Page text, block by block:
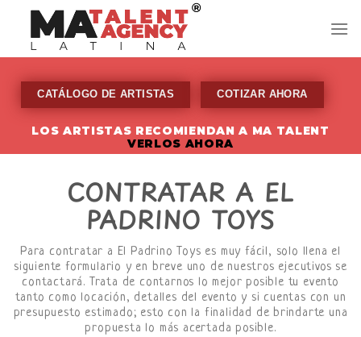
content
CATÁLOGO DE ARTISTAS COTIZAR AHORA
LOS ARTISTAS RECOMIENDAN A MA TALENT
VERLOS AHORA
CONTRATAR A EL
PADRINO TOYS
Para contratar a El Padrino Toys es muy fácil, solo llena el
siguiente formulario y en breve uno de nuestros ejecutivos se
contactará. Trata de contarnos lo mejor posible tu evento
tanto como locación, detalles del evento y si cuentas con un
presupuesto estimado; esto con la finalidad de brindarte una
propuesta lo más acertada posible.